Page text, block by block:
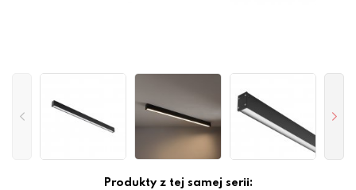
Produkty z tej samej serii: